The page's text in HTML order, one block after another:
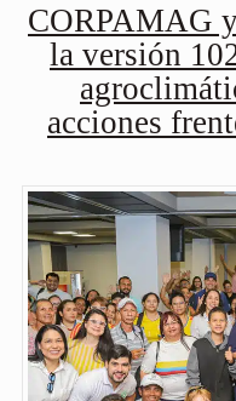
CORPAMAG
la versión
acciones